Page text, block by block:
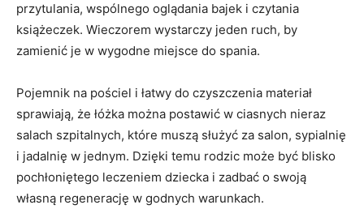
przytulania, wspólnego oglądania bajek i czytania
książeczek. Wieczorem wystarczy jeden ruch, by
zamienić je w wygodne miejsce do spania.
Pojemnik na pościel i łatwy do czyszczenia materiał
sprawiają, że łóżka można postawić w ciasnych nieraz
salach szpitalnych, które muszą służyć za salon, sypialnię
i jadalnię w jednym. Dzięki temu rodzic może być blisko
pochłoniętego leczeniem dziecka i zadbać o swoją
własną regenerację w godnych warunkach.